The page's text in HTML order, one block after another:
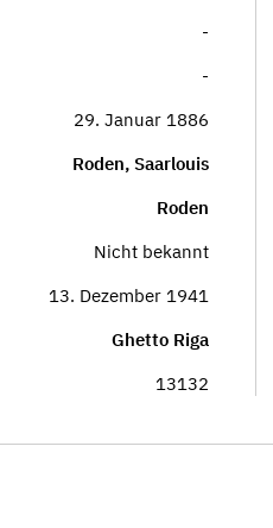
-
-
29. Januar 1886
Roden, Saarlouis
Roden
Nicht bekannt
13. Dezember 1941
Ghetto Riga
13132